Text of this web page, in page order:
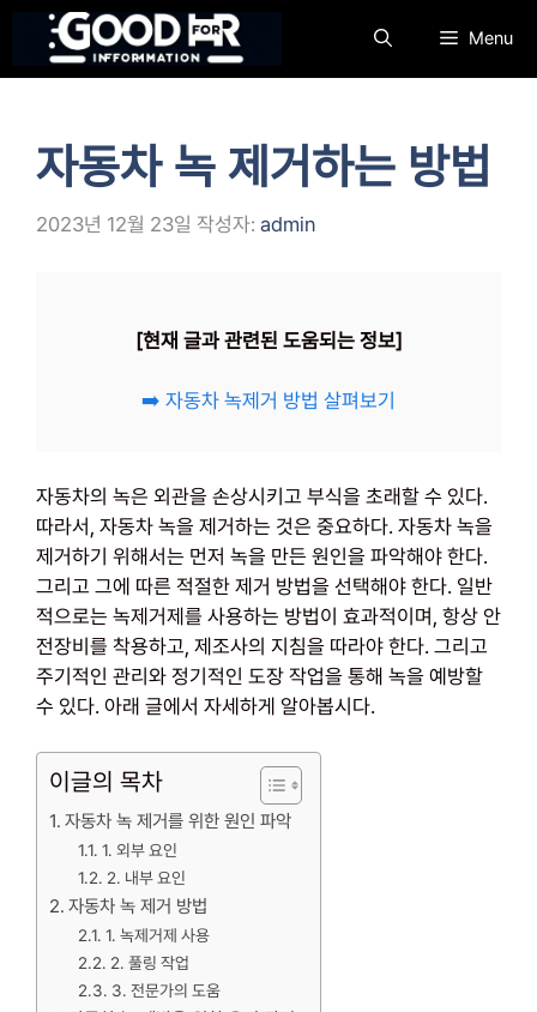
츠
Menu
자동차 녹 제거하는 방법
2023년 12월 23일 작성자: admin
[현재 글과 관련된 도움되는 정보]
➡️ 자동차 녹제거 방법 살펴보기
자동차의 녹은 외관을 손상시키고 부식을 초래할 수 있다.
따라서, 자동차 녹을 제거하는 것은 중요하다. 자동차 녹을
제거하기 위해서는 먼저 녹을 만든 원인을 파악해야 한다.
그리고 그에 따른 적절한 제거 방법을 선택해야 한다. 일반
적으로는 녹제거제를 사용하는 방법이 효과적이며, 항상 안
전장비를 착용하고, 제조사의 지침을 따라야 한다. 그리고
주기적인 관리와 정기적인 도장 작업을 통해 녹을 예방할
수 있다. 아래 글에서 자세하게 알아봅시다.
이글의 목차
자동차 녹 제거를 위한 원인 파악
1. 외부 요인
2. 내부 요인
자동차 녹 제거 방법
1. 녹제거제 사용
2. 풀링 작업
3. 전문가의 도움